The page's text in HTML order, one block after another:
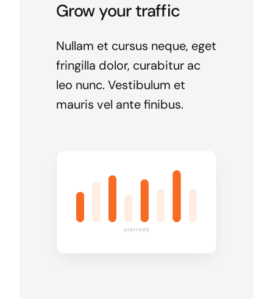
Grow your traffic
Nullam et cursus neque, eget
fringilla dolor, curabitur ac
leo nunc. Vestibulum et
mauris vel ante finibus.